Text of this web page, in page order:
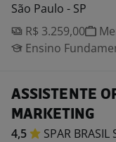
São Paulo - SP
R$ 3.259,00
Ensino
ASSISTENTE
MARKETING
4,5 SPAR BRASIL